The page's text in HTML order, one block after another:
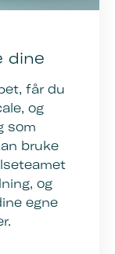
dine
får du
og
som
bruke
og
egne